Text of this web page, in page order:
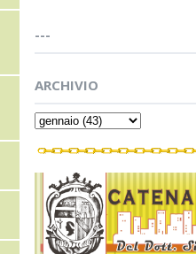
---
ARCHIVIO